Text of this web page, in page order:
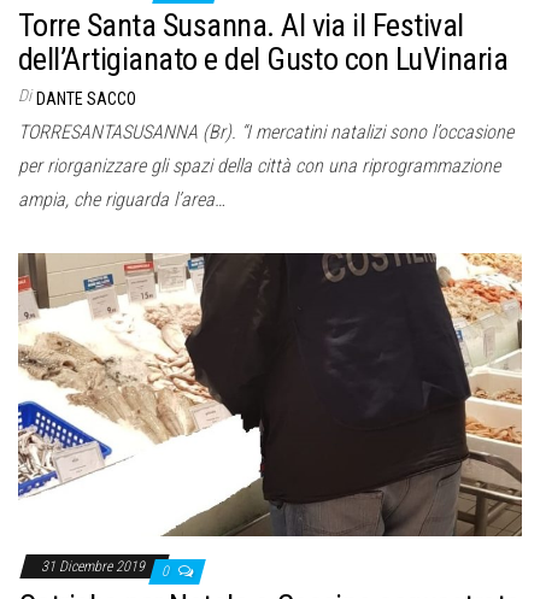
Torre Santa Susanna. Al via il Festival
dell’Artigianato e del Gusto con LuVinaria
Di DANTE SACCO
TORRESANTASUSANNA (Br). “I mercatini natalizi sono l’occasione
per riorganizzare gli spazi della città con una riprogrammazione
ampia, che riguarda l’area…
31 Dicembre 2019 0